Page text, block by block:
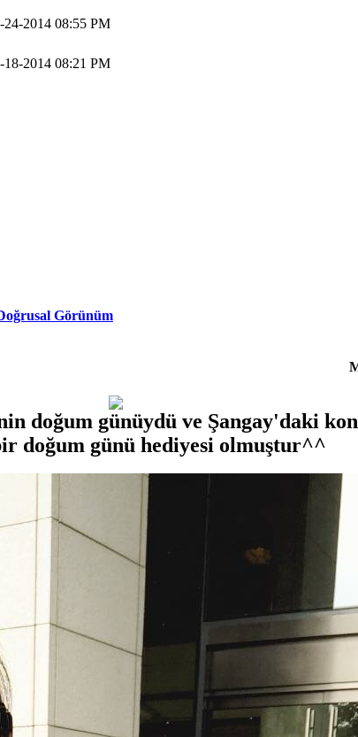
24-2014 08:55 PM
18-2014 08:21 PM
Görünüm
doğum günüydü ve Şangay'daki
doğum günü hediyesi olmuştur^^